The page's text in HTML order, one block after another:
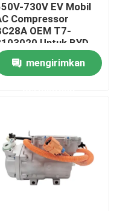
730V EV Mobil
Compressor
OEM T7-
Untuk BYD
mengirimkan